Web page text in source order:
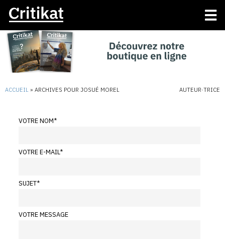
ACCUEIL » ARCHIVES POUR JOSUÉ MOREL AUTEUR·TRICE
VOTRE NOM*
VOTRE E-MAIL*
SUJET*
VOTRE MESSAGE